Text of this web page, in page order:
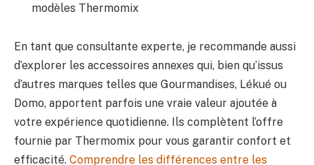
modèles Thermomix
En tant que consultante experte, je recommande aussi
d’explorer les accessoires annexes qui, bien qu’issus
d’autres marques telles que Gourmandises, Lékué ou
Domo, apportent parfois une vraie valeur ajoutée à
votre expérience quotidienne. Ils complètent l’offre
fournie par Thermomix pour vous garantir confort et
efficacité. Comprendre les différences entre les